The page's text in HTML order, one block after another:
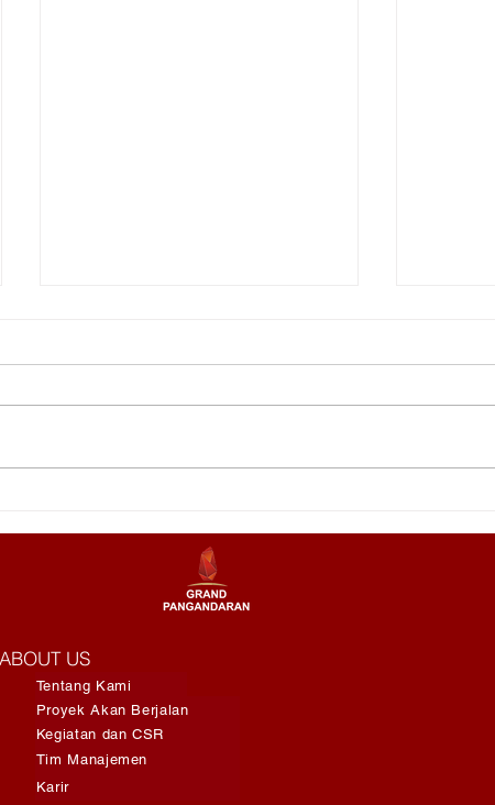
Pengalaman Surfing yang
ABOUT US
Tentang Kami
Proyek Akan Berjalan
Kegiatan dan CSR
Tim Manajemen
Karir